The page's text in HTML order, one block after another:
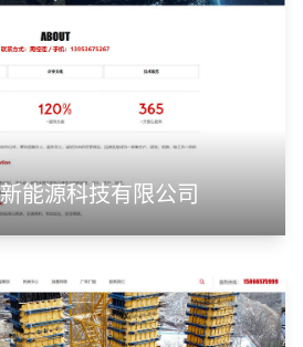
能源科技有限公司